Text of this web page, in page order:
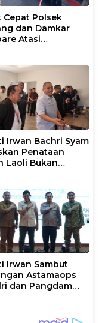
Cepat Polsek
dan Damkar
Atasi
Irwan Bachri Syam
Penataan
Laoli Bukan
Irwan Sambut
Astamaops
dan Pangdam